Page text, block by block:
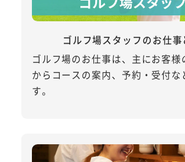
ゴルフ場スタッフのお仕事
ゴルフ場のお仕事は、主にお客様
からコースの案内、予約・受付な
す。